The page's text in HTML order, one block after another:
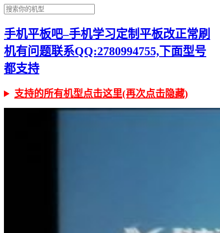
手机平板吧–手机学习定制平板改正常刷
机有问题联系QQ:2780994755,下面型号
都支持
支持的所有机型点击这里(再次点击隐藏)